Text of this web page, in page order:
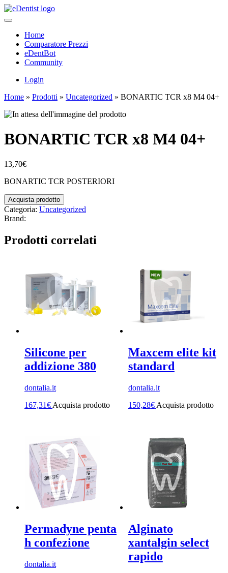
Home
Comparatore Prezzi
eDentBot
Community
Login
Home » Prodotti » Uncategorized » BONARTIC TCR x8 M4 04+
BONARTIC TCR x8 M4 04+
13,70€
BONARTIC TCR POSTERIORI
Acquista prodotto
Categoria: Uncategorized
Brand:
Prodotti correlati
Silicone per
addizione 380
dontalia.it
167,31€ Acquista prodotto
Maxcem elite kit
standard
dontalia.it
150,28€ Acquista prodotto
Permadyne penta
h confezione
dontalia.it
Alginato
xantalgin select
rapido